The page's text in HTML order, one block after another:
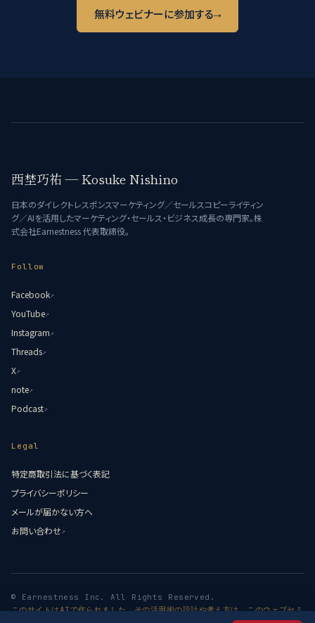
無料ウェビナーに参加する→
西埜巧祐 — Kosuke Nishino
日本のダイレクトレスポンスマーケティング／セールスコピーライティン
グ／AIを活用したマーケティング・セールス・ビジネス成長の専門家。株
式会社Earnestness 代表取締役。
Follow
Facebook↗
YouTube↗
Instagram ↗
Threads↗
X↗
note↗
Podcast↗
Legal
特定商取引法に基づく表記
プライバシーポリシー
メールが届かない方へ
お問い合わせ↗
© Earnestness Inc. All Rights Reserved.
このサイトはAIで作られました。その活用術の設計や考え方は、このウェブセミ